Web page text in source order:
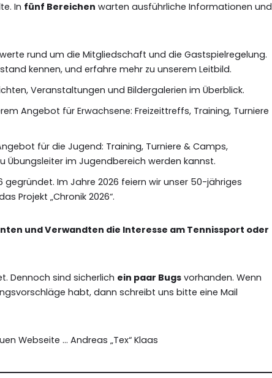
In fünf Bereichen warten ausführliche Informationen und
rund um die Mitgliedschaft und die Gastspielregelung.
kennen, und erfahre mehr zu unserem Leitbild.
Veranstaltungen und Bildergalerien im Überblick.
Angebot für Erwachsene: Freizeittreffs, Training, Turniere
für die Jugend: Training, Turniere & Camps,
Übungsleiter im Jugendbereich werden kannst.
gegründet. Im Jahre 2026 feiern wir unser 50-jähriges
Projekt „Chronik 2026“.
und Verwandten die Interesse am Tennissport oder
Dennoch sind sicherlich ein paar Bugs vorhanden. Wenn
habt, dann schreibt uns bitte eine Mail
Webseite … Andreas „Tex“ Klaas